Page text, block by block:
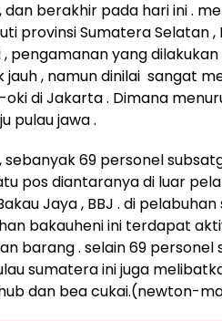
dan berakhir pada hari ini .
provinsi Sumatera Selatan ,
, pengamanan yang
jauh , namun dinilai sangat
oki di Jakarta . Dimana
pulau jawa .
sebanyak 69 personel
pos diantaranya di luar
Jaya , BBJ . di
bakauheni ini terdapat
barang . selain 69
sumatera ini juga
dan bea cukai.(newton-